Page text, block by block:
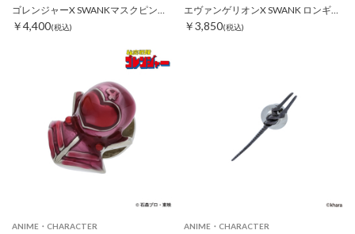
ゴレンジャーX SWANKマスクピンズ ミドレンジャー
￥4,400(税込)
エヴァンゲリオンX SWANK ロンギヌスの槍ピンズ レッド
￥3,850(税込)
ANIME・CHARACTER ANIME・CHARACTER